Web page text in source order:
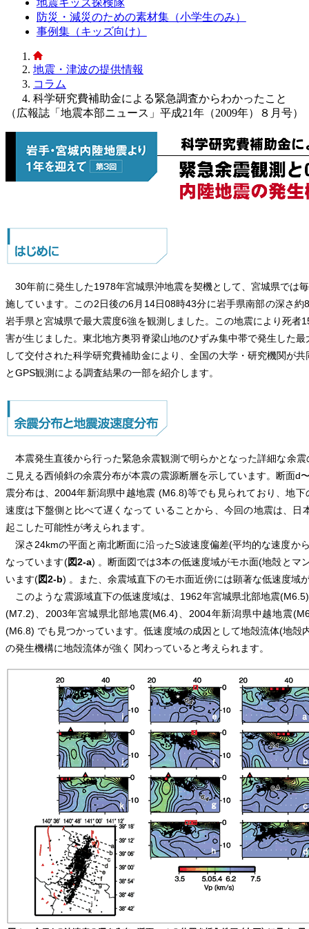
地震キッズ探検隊
防災・減災のための素材集（小学生のみ）
事例集（キッズ向け）
地震・津波の提供情報
コラム
科学研究費補助金による緊急調査からわかったこと
（広報誌「地震本部ニュース」平成21年（2009年）８月号）
30年前に発生した1978年宮城県沖地震を契機として、宮城県では
施しています。この2日後の6月14日08時43分に岩手県南部の深さ
岩手県と宮城県で最大震度6強を観測しました。この地震により死
害が生じました。東北地方奥羽脊梁山地のひずみ集中帯で発生した
して交付された科学研究費補助金により、全国の大学・研究機関が
とGPS観測による調査結果の一部を紹介します。
本震発生直後から行った緊急余震観測で明らかとなった詳細な余
こ見える西傾斜の余震分布が本震の震源断層を示しています。断面
震分布は、2004年新潟県中越地震 (M6.8)等でも見られており、地
速度は下盤側と比べて遅くなって いることから、今回の地震は、
起こした可能性が考えられます。
深さ24kmの平面と南北断面に沿ったS波速度偏差(平均的な速度か
なっています(図2-a) 。断面図では3本の低速度域がモホ面(地殻とマ
います(図2-b) 。また、余震域直下のモホ面近傍には顕著な低速度域
このような震源域直下の低速度域は、1962年宮城県北部地震
(M7.2)、2003年宮城県北部地震(M6.4)、2004年新潟県中越地震
(M6.8) でも見つかっています。低速度域の成因として地殻流体(地
の発生機構に地殻流体が強く 関わっていると考えられます。